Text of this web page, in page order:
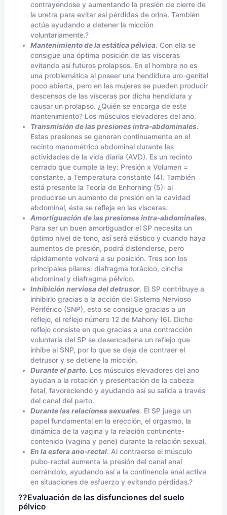
contrayéndose y aumentando la presión de cierre de
la uretra para evitar así pérdidas de orina. También
actúa ayudando a detener la micción
voluntariamente.?
Mantenimiento de la estática pélvica. Con ella se
consigue una óptima posición de las vísceras
evitando así futuros prolapsos. En el hombre no es
una problemática al poseer una hendidura uro-genital
poco abierta, pero en las mujeres se pueden producir
descensos de las vísceras por dicha hendidura y
causar un prolapso. ¿Quién se encarga de este
mantenimiento? Los músculos elevadores del ano.
Transmisión de las presiones intra-abdominales.
Estas presiones se generan continuamente en el
recinto manométrico abdominal durante las
actividades de la vida diaria (AVD). Es un recinto
cerrado que cumple la ley: Presión x Volumen =
constante, a Temperatura constante (4). También
está presente la Teoría de Enhorning (5): al
producirse un aumento de presión en la cavidad
abdominal, éste se refleja en las vísceras.
Amortiguación de las presiones intra-abdominales.
Para ser un buen amortiguador el SP necesita un
óptimo nivel de tono, así será elástico y cuando haya
aumentos de presión, podrá distenderse, pero
rápidamente volverá a su posición. Tres son los
principales pilares: diafragma torácico, cincha
abdominal y diafragma pélvico.
Inhibición nerviosa del detrusor. El SP contribuye a
inhibirlo gracias a la acción del Sistema Nervioso
Periférico (SNP), esto se consigue gracias a un
reflejo, el reflejo número 12 de Mahony (6). Dicho
reflejo consiste en que gracias a una contracción
voluntaria del SP se desencadena un reflejo que
inhibe al SNP, por lo que se deja de contraer el
detrusor y se detiene la micción.
Durante el parto. Los músculos elevadores del ano
ayudan a la rotación y presentación de la cabeza
fetal, favoreciendo y ayudando así su salida a través
del canal del parto.
Durante las relaciones sexuales. El SP juega un
papel fundamental en la erección, el orgasmo, la
dinámica de la vagina y la relación continente-
contenido (vagina y pene) durante la relación sexual.
En la esfera ano-rectal. Al contraerse el músculo
pubo-rectal aumenta la presión del canal anal
cerrándolo, ayudando así a la continencia anal activa
en situaciones de esfuerzo y evitando pérdidas.?
??Evaluación de las disfunciones del suelo
pélvico